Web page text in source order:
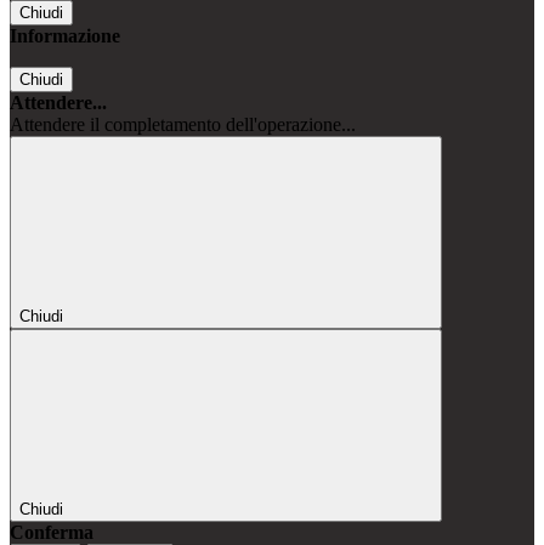
Chiudi
Informazione
Chiudi
Attendere...
Attendere il completamento dell'operazione...
Chiudi
Chiudi
Conferma